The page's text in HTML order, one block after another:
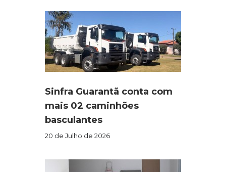
Sinfra Guarantã conta com
mais 02 caminhões
basculantes
20 de Julho de 2026